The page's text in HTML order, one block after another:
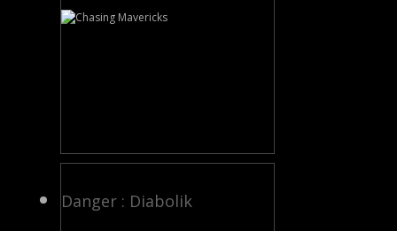
Danger : Diabolik